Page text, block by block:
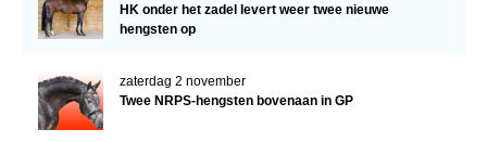
HK onder het zadel levert weer twee nieuwe
hengsten op
zaterdag 2 november
Twee NRPS-hengsten bovenaan in GP